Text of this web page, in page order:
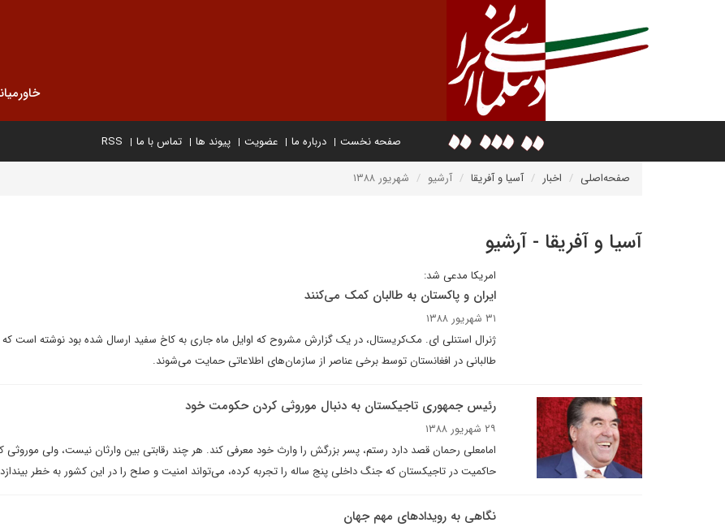
صفحه نخست درباره ما عضویت پیوند ها تماس با ما RSS
صفحه‌اصلی اخبار آسیا و آفریقا آرشیو شهریور ۱۳۸۸
آسیا و آفریقا - آرشیو
امریکا مدعی شد:
ایران و پاکستان به طالبان کمک می‌کنند
۳۱ شهریور ۱۳۸۸
ژنرال استنلی ای. مک‌کریستال، در یک گزارش مشروح که اوایل ماه جاری به کاخ سفید ارسال شده بود نوشته است
طالبانی در افغانستان توسط برخی عناصر از سازمان‌های اطلاعاتی حمایت می‌شوند.
رئيس جمهورى تاجيکستان به دنبال موروثى کردن حکومت خود
۲۹ شهریور ۱۳۸۸
امامعلی رحمان قصد دارد رستم، پسر بزرگش را وارث خود معرفی کند. هر چند رقابتی بین وارثان نیست، ولی موروثی
حاکمیت در تاجیکستان که جنگ داخلی پنج ساله را تجربه کرده، می‌تواند امنیت و صلح را در این کشور به خطر
نگاهی به رویدادهای مهم جهان